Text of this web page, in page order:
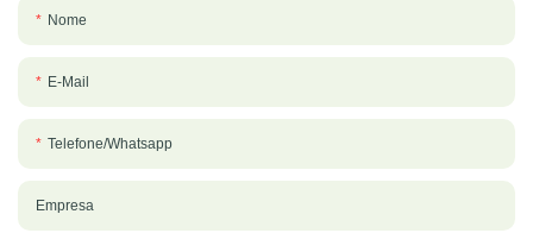
Nome
E-Mail
Telefone/whatsapp
Empresa